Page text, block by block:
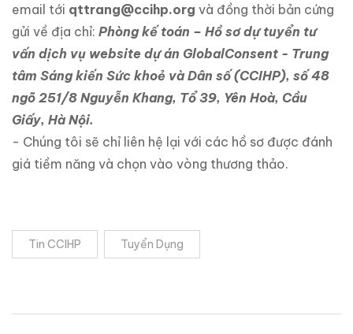
email tới qttrang@ccihp.org và đồng thời bản cứng
gửi về địa chỉ: Phòng kế toán – Hồ sơ dự tuyển tư
vấn dịch vụ website dự án GlobalConsent - Trung
tâm Sáng kiến Sức khoẻ và Dân số (CCIHP), số 48
ngõ 251/8 Nguyễn Khang, Tổ 39, Yên Hoà, Cầu
Giấy, Hà Nội.
- Chúng tôi sẽ chỉ liên hệ lại với các hồ sơ được đánh
giá tiềm năng và chọn vào vòng thương thảo.
Tin CCIHP Tuyển Dụng